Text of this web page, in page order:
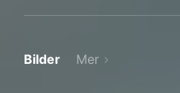
Bilder Mer